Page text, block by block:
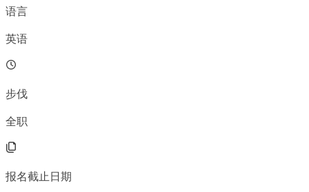
语言
英语
步伐
全职
报名截止日期